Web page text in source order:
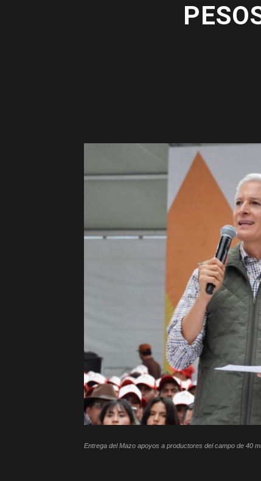
Entrega del Mazo apoyos a productores del campo de 40